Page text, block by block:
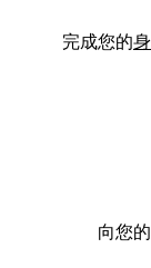
完成您的
向您